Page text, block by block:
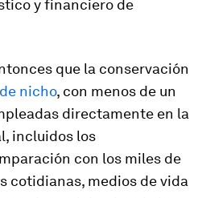
y financiero de
que la conservación
nicho, con menos de un
directamente en la
incluidos los
con los miles de
cotidianas, medios de vida